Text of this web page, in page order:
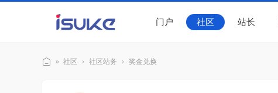
门户 社区 站长
» 社区 › 社区站务 › 奖金兑换